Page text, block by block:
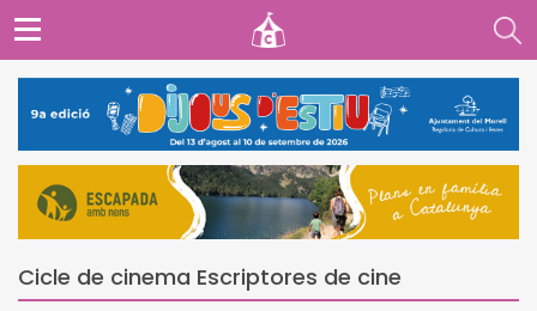
Cicle de cinema Escriptores de cine